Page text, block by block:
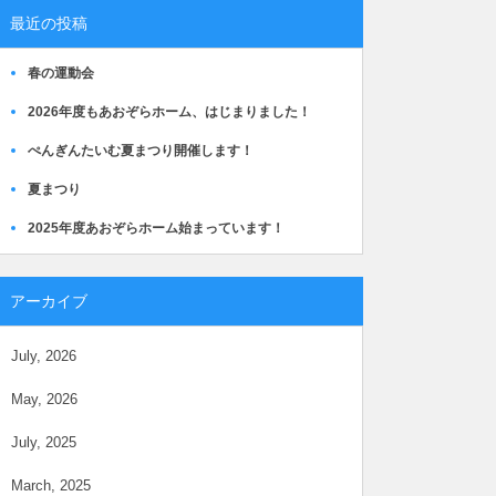
最近の投稿
春の運動会
2026年度もあおぞらホーム、はじまりました！
ぺんぎんたいむ夏まつり開催します！
夏まつり
2025年度あおぞらホーム始まっています！
アーカイブ
July, 2026
May, 2026
July, 2025
March, 2025